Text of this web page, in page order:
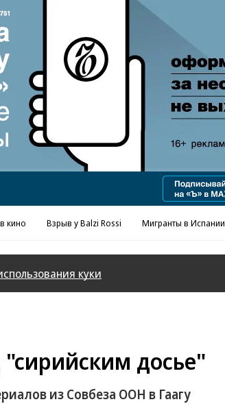
Реклама в «Ъ» www.kommersant.ru/ad
кино Взрыв у Balzi Rossi Мигранты в Испании
куки
досье"
из Совбеза ООН в Гаагу